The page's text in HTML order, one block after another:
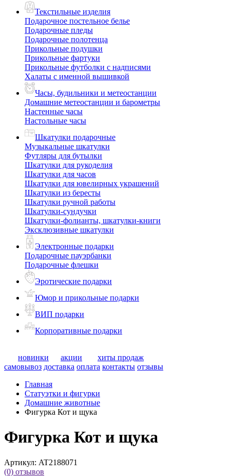
Текстильные изделия
Подарочное постельное белье
Подарочные пледы
Подарочные полотенца
Прикольные подушки
Прикольные фартуки
Прикольные футболки с надписями
Халаты с именной вышивкой
Часы, будильники и метеостанции
Домашние метеостанции и барометры
Настенные часы
Настольные часы
Шкатулки подарочные
Музыкальные шкатулки
Футляры для бутылки
Шкатулки для рукоделия
Шкатулки для часов
Шкатулки для ювелирных украшений
Шкатулки из бересты
Шкатулки ручной работы
Шкатулки-сундучки
Шкатулки-фолианты, шкатулки-книги
Эксклюзивные шкатулки
Электронные подарки
Подарочные пауэрбанки
Подарочные флешки
Эротические подарки
Юмор и прикольные подарки
ВИП подарки
Корпоративные подарки
новинки акции
хиты продаж
самовывоз доставка оплата контакты отзывы
Главная
Статуэтки и фигурки
Домашние животные
Фигурка Кот и щука
Фигурка Кот и щука
Артикул: AT2188071
(0) отзывов